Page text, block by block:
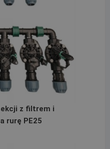
z filtrem i
rurę PE25